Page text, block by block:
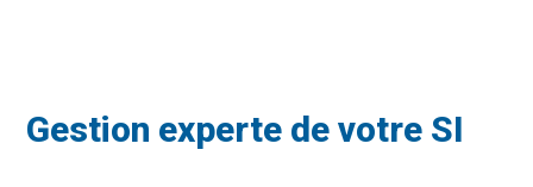
Gestion experte de votre SI